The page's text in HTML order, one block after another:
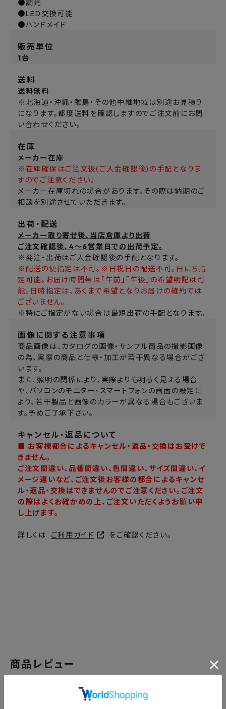
●調光
●LED交換可能
●ハンドメイド
販売単位
1台
送料
送料無料
※北海道・沖縄・離島・その他中継地域は別途お見積り
になります。都度送料を確認しますのでご注文前にお問
い合わせください。
在庫
メーカー在庫
※在庫確保はご注文後(ご入金確認後)の手配となりま
すのでご注意ください。
メーカー在庫切れの場合があります。その際は納期のご
相談を別途させていただきます。
出荷・配送
メーカー取り寄せ後、当店倉庫より出荷
ご注文確認後、4～6営業日での出荷予定。
※発注・出荷はご入金確認後の手配となります。
※配送の便指定は不可。※日祝日の配送不可。日にち指
定可能。お届け時間帯は「午前」「午後」の希望明記は可
能。日時指定は、あくまで希望となりお届けの確約では
ございません。
※特にご指定がない場合は最短出荷の手配となります。
画像に関する注意事項
商品画像は、カタログの画像・サンプル商品の撮影画像
の為、実際の商品と仕様・加工が若干異なる場合がござ
います。
また、照明の関係により、実際よりも明るく見える場合
や、パソコンのモニター・スマートフォンの画面の設定に
より、若干製品と画像のカラーが異なる場合もございま
す。予めご了承下さい。
キャンセル・返品について
■ お客様都合によるキャンセル・返品・交換はお受けで
きません。
ご注文間違い、品番間違い、色間違い、サイズ間違い、イ
メージ違いなど、ご注文後お客様の都合によるキャンセ
ル・返品・交換はできませんのでご注意ください。ご注文
の際はよくお確かめの上、ご注文いただくようお願い申
し上げます。
詳しくは ご利用ガイド をご確認ください。
商品レビュー
レビューを書く